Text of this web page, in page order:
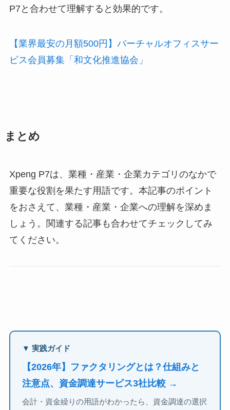
P7と合わせて理解すると効果的です。
【業界最安の月額500円】バーチャルオフィスサー
ビス会員募集「和文化推進協会」
まとめ
Xpeng P7は、業種・産業・企業カテゴリのなかで
重要な役割を果たす用語です。本記事のポイント
をおさえて、業種・産業・企業への理解を深めま
しょう。関連する記事も合わせてチェックしてみ
てください。
▼ 実践ガイド
【2026年】ファクタリングとは？仕組みと
注意点、資金調達サービス3社比較 →
会計・資金繰りの用語がわかったら、資金調達の選択